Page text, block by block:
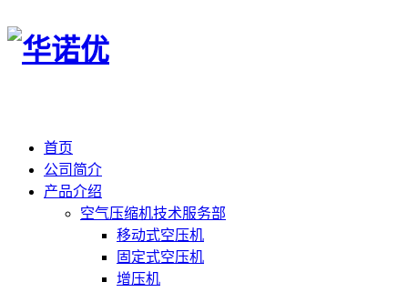
首页
公司简介
产品介绍
空气压缩机技术服务部
移动式空压机
固定式空压机
增压机